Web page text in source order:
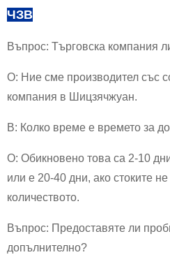
ЧЗВ
Въпрос: Търговска компания
О: Ние сме производител със
компания в Шицзячжуан.
В: Колко време е времето за
О: Обикновено това са 2-10
или е 20-40 дни, ако стоките
количеството.
Въпрос: Предоставяте ли
допълнително?